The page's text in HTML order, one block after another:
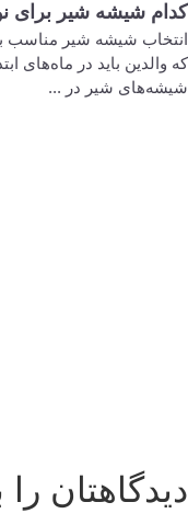
کدام شیشه شیر برای
انتخاب شیشه شیر مناسب
که والدین باید در ماه‌های
شیشه‌های شیر در ...
دیدگاهتان را